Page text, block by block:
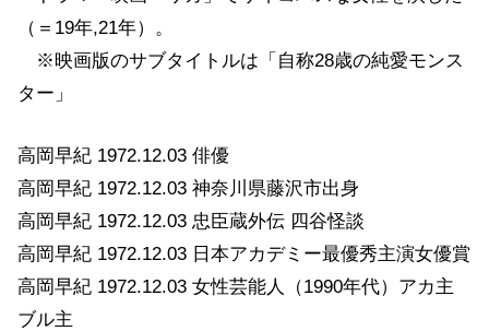
（＝19年,21年）。
※映画版のサブタイトルは「自称28歳の純愛モンス
ター」
高岡早紀 1972.12.03 俳優
高岡早紀 1972.12.03 神奈川県藤沢市出身
高岡早紀 1972.12.03 忠臣蔵外伝 四谷怪談
高岡早紀 1972.12.03 日本アカデミー最優秀主演女優賞
高岡早紀 1972.12.03 女性芸能人（1990年代）アカ主
ブル主